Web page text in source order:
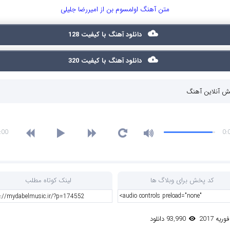
متن آهنگ اولمسوم بن از امیررضا جلیلی
دانلود آهنگ با کیفیت 128
دانلود آهنگ با کیفیت 320
آنلاین آهنگ
کد پخش برای وبلاگ ها لینک کوتاه مطلب
93,990 دانلود